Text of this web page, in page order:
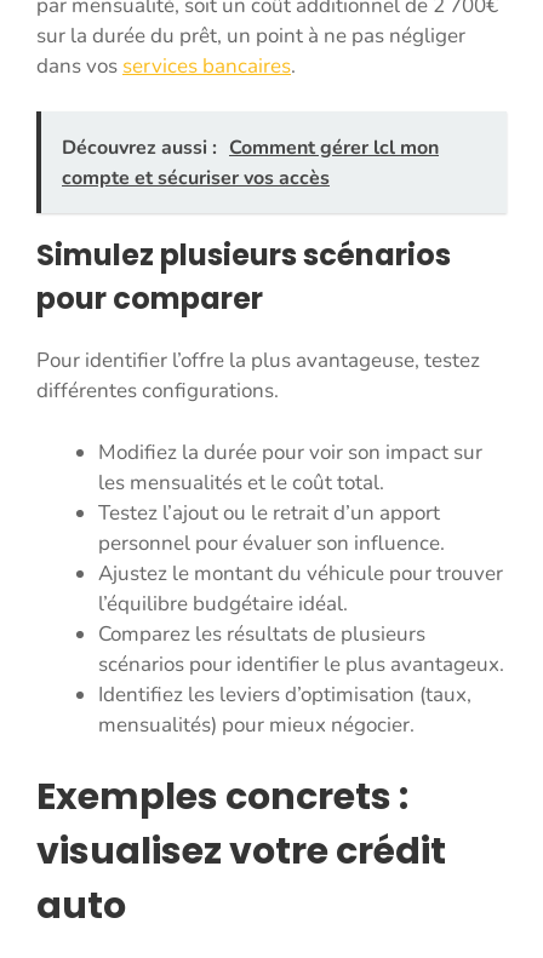
sur la durée du prêt, un point à ne pas négliger
dans vos services bancaires.
Découvrez aussi : Comment gérer lcl mon
compte et sécuriser vos accès
Simulez plusieurs scénarios
pour comparer
Pour identifier l’offre la plus avantageuse, testez
différentes configurations.
Modifiez la durée pour voir son impact sur
les mensualités et le coût total.
Testez l’ajout ou le retrait d’un apport
personnel pour évaluer son influence.
Ajustez le montant du véhicule pour trouver
l’équilibre budgétaire idéal.
Comparez les résultats de plusieurs
scénarios pour identifier le plus avantageux.
Identifiez les leviers d’optimisation (taux,
mensualités) pour mieux négocier.
Exemples concrets :
visualisez votre crédit
auto